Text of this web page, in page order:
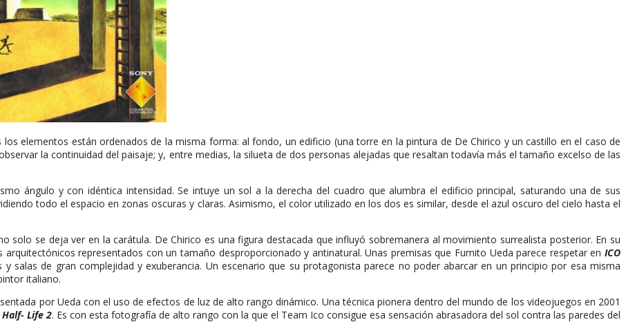
elementos están ordenados de la misma forma: al fondo, un edificio (una torre en la pintura de De Chirico y un castillo en el caso de
la continuidad del paisaje; y, entre medias, la silueta de dos personas alejadas que resaltan todavía más el tamaño excelso de las
ángulo y con idéntica intensidad. Se intuye un sol a la derecha del cuadro que alumbra el edificio principal, saturando una de sus
todo el espacio en zonas oscuras y claras. Asimismo, el color utilizado en los dos es similar, desde el azul oscuro del cielo hasta el
solo se deja ver en la carátula. De Chirico es una figura destacada que influyó sobremanera al movimiento surrealista posterior. En su
representados con un tamaño desproporcionado y antinatural. Unas premisas que Fumito Ueda parece respetar en ICO
salas de gran complejidad y exuberancia. Un escenario que su protagonista parece no poder abarcar en un principio por esa misma
italiano.
por Ueda con el uso de efectos de luz de alto rango dinámico. Una técnica pionera dentro del mundo de los videojuegos en 2001
Half- Life 2. Es con esta fotografía de alto rango con la que el Team Ico consigue esa sensación abrasadora del sol contra las paredes del